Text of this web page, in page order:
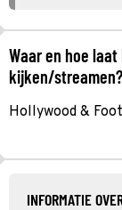
Waar en hoe
kijken/streamen?
Hollywood &
INFORMATIE